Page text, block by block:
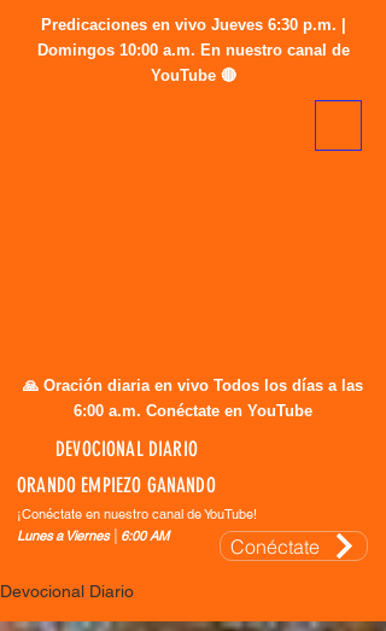
🙏 Oración diaria en vivo Todos los días a las
6:00 a.m. Conéctate en YouTube
Predicaciones en vivo Jueves 6:30 p.m. |
Domingos 10:00 a.m. En nuestro canal de
YouTube 🔴
DEVOCIONAL DIARIO
ORANDO EMPIEZO GANANDO
¡Conéctate en nuestro canal de YouTube!
Lunes a Viernes │6:00 AM
Conéctate
Devocional Diario